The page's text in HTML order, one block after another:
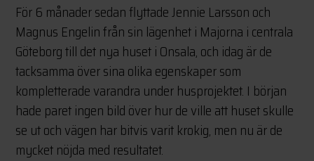
För 6 månader sedan flyttade Jennie Larsson och
Magnus Engelin från sin lägenhet i Majorna i centrala
Göteborg till det nya huset i Onsala, och idag är de
tacksamma över sina olika egenskaper som
kompletterade varandra under husprojektet. I början
hade paret ingen bild över hur de ville att huset skulle
se ut och vägen har bitvis varit krokig, men nu är de
mycket nöjda med resultatet.